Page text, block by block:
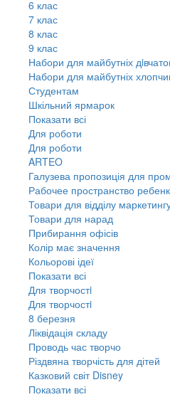
6 клас
7 клас
8 клас
9 клас
Набори для майбутніх
Набори для майбутніх
Студентам
Шкільний ярмарок
Показати всі
Для роботи
Для роботи
ARTEO
Галузева пропозиція для
Рабочее пространство
Товари для відділу
Товари для нарад
Прибирання офісів
Колір має значення
Кольорові ідеї
Показати всі
Для творчостi
Для творчостi
8 березня
Ліквідація складу
Проводь час творчо
Різдвяна творчість для дітей
Казковий світ Disney
Показати всі